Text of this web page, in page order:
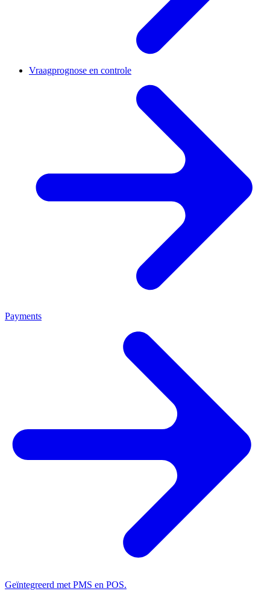
Vraagprognose en controle
Payments
Geïntegreerd met PMS en POS.